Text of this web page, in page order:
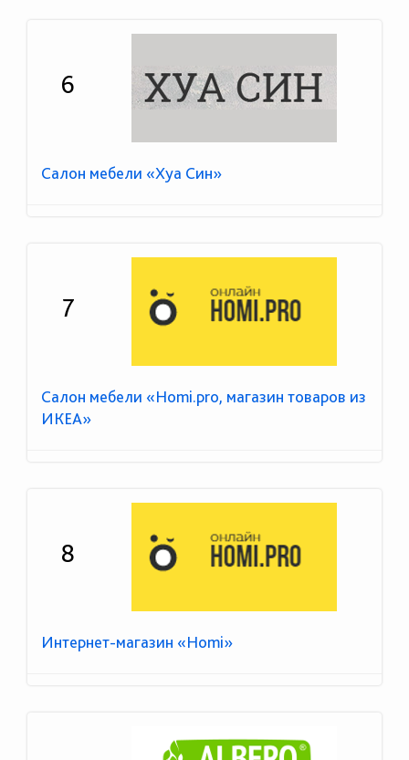
6
Салон мебели «Хуа Син»
7
Салон мебели «Homi.pro, магазин товаров из
ИКЕА»
8
Интернет-магазин «Homi»